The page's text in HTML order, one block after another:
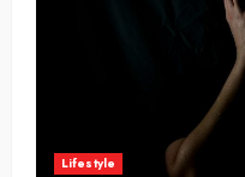
Lifestyle